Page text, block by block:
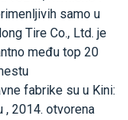
samo u
Tire Co., Ltd. je
među top 20
fabrike su u Kini:
, 2014. otvorena